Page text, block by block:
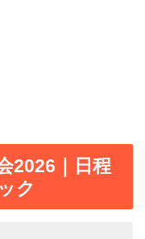
2026｜日程
ク